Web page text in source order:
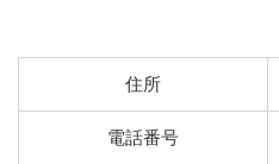
住所
電話番号